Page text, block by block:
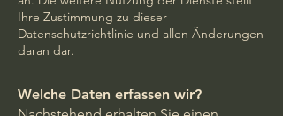
Ihre Zustimmung zu dieser
Datenschutzrichtlinie und allen Änderungen
daran dar.
Welche Daten erfassen wir?